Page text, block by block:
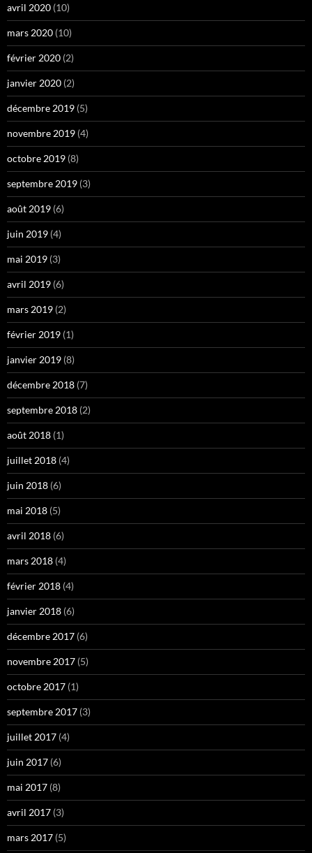
avril 2020 (10)
mars 2020 (10)
février 2020 (2)
janvier 2020 (2)
décembre 2019 (5)
novembre 2019 (4)
octobre 2019 (8)
septembre 2019 (3)
août 2019 (6)
juin 2019 (4)
mai 2019 (3)
avril 2019 (6)
mars 2019 (2)
février 2019 (1)
janvier 2019 (8)
décembre 2018 (7)
septembre 2018 (2)
août 2018 (1)
juillet 2018 (4)
juin 2018 (6)
mai 2018 (5)
avril 2018 (6)
mars 2018 (4)
février 2018 (4)
janvier 2018 (6)
décembre 2017 (6)
novembre 2017 (5)
octobre 2017 (1)
septembre 2017 (3)
juillet 2017 (4)
juin 2017 (6)
mai 2017 (8)
avril 2017 (3)
mars 2017 (5)